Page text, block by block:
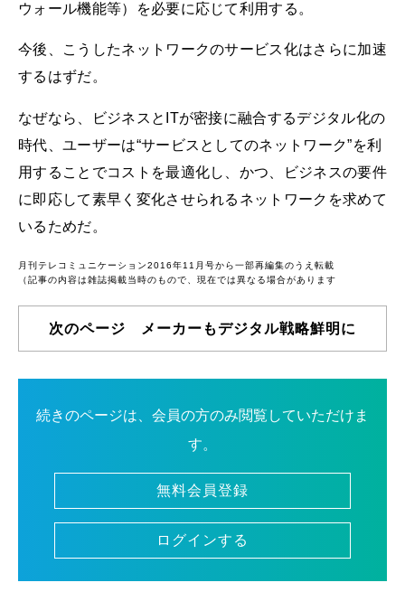
ウォール機能等）を必要に応じて利用する。
今後、こうしたネットワークのサービス化はさらに加速
するはずだ。
なぜなら、ビジネスとITが密接に融合するデジタル化の
時代、ユーザーは“サービスとしてのネットワーク”を利
用することでコストを最適化し、かつ、ビジネスの要件
に即応して素早く変化させられるネットワークを求めて
いるためだ。
月刊テレコミュニケーション2016年11月号から一部再編集のうえ転載
（記事の内容は雑誌掲載当時のもので、現在では異なる場合があります
次のページ メーカーもデジタル戦略鮮明に
続きのページは、会員の方のみ閲覧していただけま
す。
無料会員登録
ログインする